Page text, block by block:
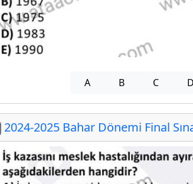
A B C D
2024-2025 Bahar Dönemi Final